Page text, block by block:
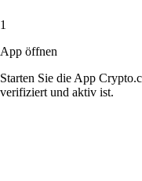
1
App öffnen
Starten Sie die App
verifiziert und aktiv ist.